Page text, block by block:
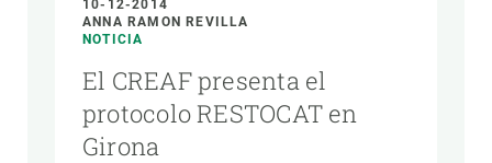
10-12-2014
ANNA RAMON REVILLA
NOTICIA
El CREAF presenta el
protocolo RESTOCAT en
Girona